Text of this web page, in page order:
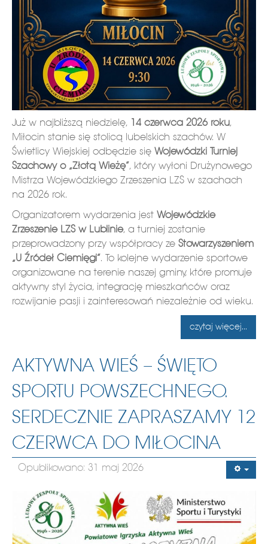
Już w najbliższą niedzielę, 14 czerwca 2026 roku,
Miłocin stanie się stolicą lubelskich szachów. W
Świetlicy Wiejskiej odbędzie się Wojewódzki Turniej
Szachowy o „Złotą Wieżę”, który wyłoni Drużynowego
Mistrza Wojewódzkiego Zrzeszenia LZS w szachach
na 2026 rok.
Organizatorem wydarzenia jest Wojewódzkie
Zrzeszenie LZS w Lublinie, a turniej zostanie
przeprowadzony przy współpracy ze Stowarzyszeniem
„U Źródeł Ciemięgi”. To kolejne wydarzenie sportowe
organizowane na terenie naszej gminy, które promuje
aktywny styl życia, integrację mieszkańców oraz
rozwijanie pasji i zainteresowań niezależnie od wieku.
czytaj więcej...
AKTYWNA WIEŚ – ŚWIĘTO
SPORTU POWSZECHNEGO.
SERDECZNIE ZAPRASZAMY 12
CZERWCA DO MIŁOCINA
Opublikowano: 31 maj 2026